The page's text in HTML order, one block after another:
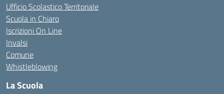
Ufficio Scolastico Territoriale
Scuola in Chiaro
Iscrizioni On Line
Invalsi
Comune
Whistleblowing
La Scuola